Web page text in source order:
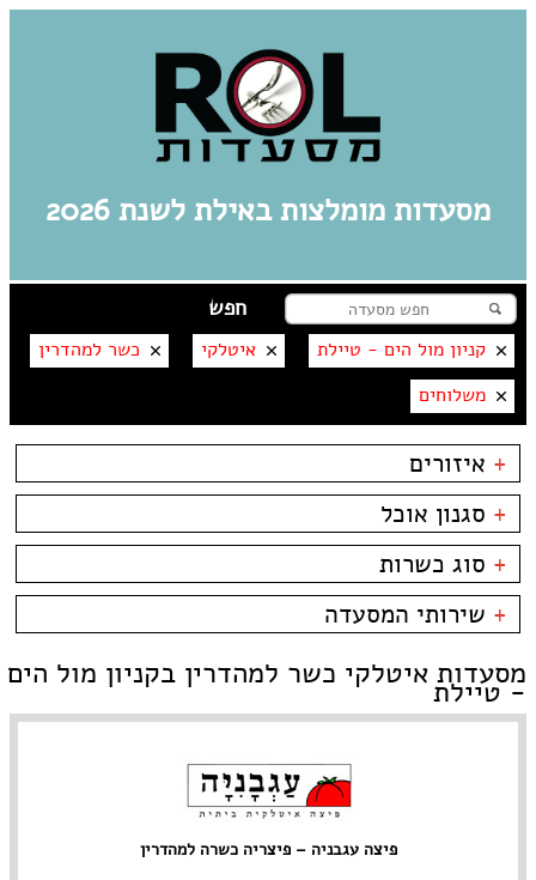
מסעדות מומלצות באילת לשנת 2026
קניון מול הים - טיילת איטלקי
כשר למהדרין
משלוחים
+ איזורים
אילת
מרינה
פארק אופירה
פארק הקרח
קניון מול הים - טיילת
+ סגנון אוכל
בשרים
דגים
צמחוני/טבעוני
פירות ים
סושי
אוכל ביתי
אסייתי
בית קפה
טאפאס בר
תאילנדי
+ סוג כשרות
כשרות
כשר למהדרין
+ שירותי המסעדה
משלוחים
מסעדות איטלקי כשר למהדרין בקניון מול הים
- טיילת
פיצה עגבניה – פיצריה כשרה למהדרין